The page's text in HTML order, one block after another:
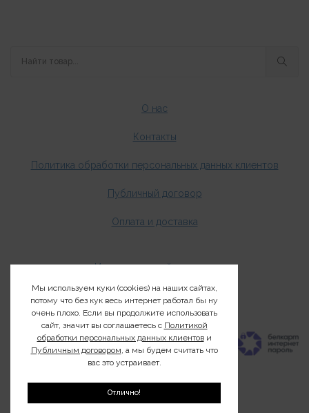
О нас
Контакты
Политика обработки персональных данных клиентов
Публичный договор
Оплата и доставка
Издания о дикой природе
Клуб200
Мы используем куки (cookies) на наших сайтах,
потому что без кук весь интернет работал бы ну
очень плохо. Если вы продолжите использовать
сайт, значит вы соглашаетесь с Политикой
обработки персональных данных клиентови
Публичным договором, а мы будем считать что
вас это устраивает.
Отлично!